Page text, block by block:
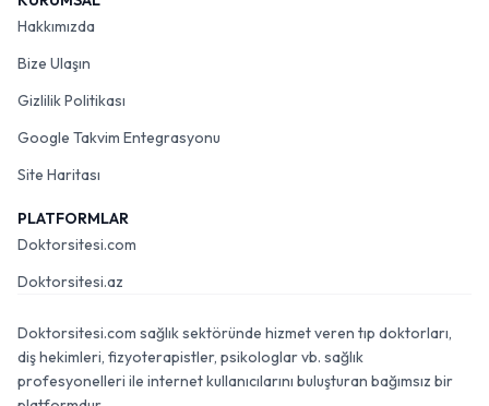
Hakkımızda
Bize Ulaşın
Gizlilik Politikası
Google Takvim Entegrasyonu
Site Haritası
PLATFORMLAR
Doktorsitesi.com
Doktorsitesi.az
Doktorsitesi.com sağlık sektöründe hizmet veren tıp doktorları,
diş hekimleri, fizyoterapistler, psikologlar vb. sağlık
profesyonelleri ile internet kullanıcılarını buluşturan bağımsız bir